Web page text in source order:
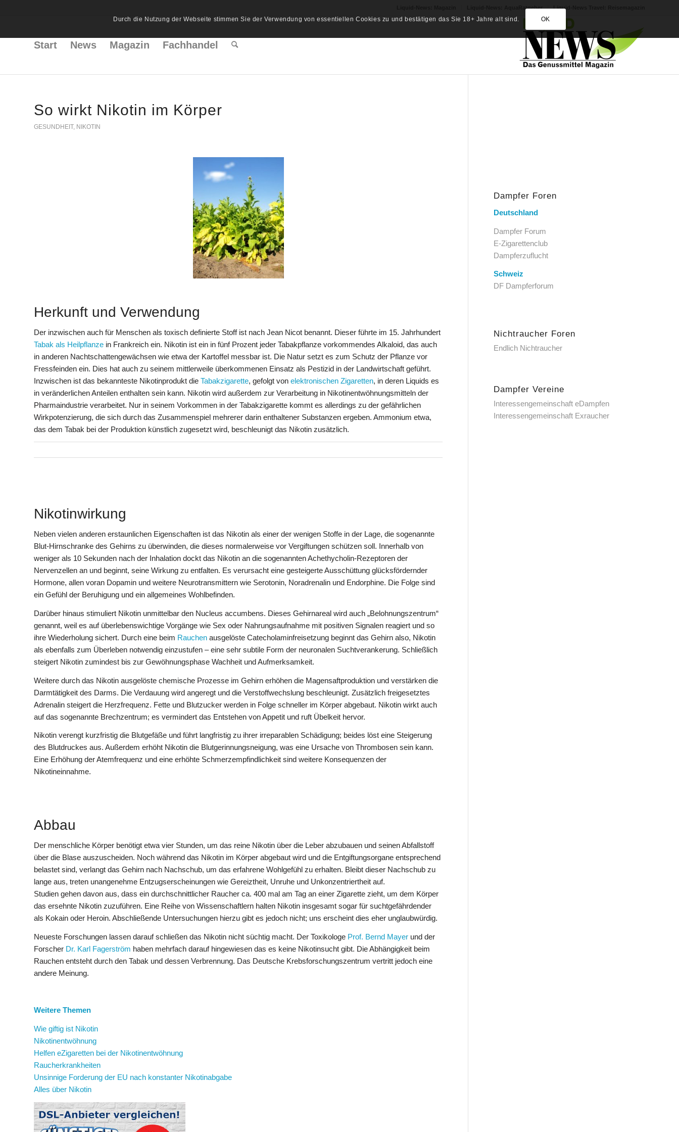
Liquid-News: AquaRatgeber Liquid-News Travel: Reisemagazin
Start News Magazin Fachhandel
So wirkt Nikotin im Körper
GESUNDHEIT, NIKOTIN
Herkunft und Verwendung
Der inzwischen auch für Menschen als toxisch definierte Stoff ist nach Jean Nicot benannt. Dieser führte im 15. Jahrhundert
Tabak als Heilpflanze in Frankreich ein. Nikotin ist ein in fünf Prozent jeder Tabakpflanze vorkommendes Alkaloid, das auch
in anderen Nachtschattengewächsen wie etwa der Kartoffel messbar ist. Die Natur setzt es zum Schutz der Pflanze vor
Fressfeinden ein. Dies hat auch zu seinem mittlerweile überkommenen Einsatz als Pestizid in der Landwirtschaft geführt.
Inzwischen ist das bekannteste Nikotinprodukt die Tabakzigarette, gefolgt von elektronischen Zigaretten, in deren Liquids es
in veränderlichen Anteilen enthalten sein kann. Nikotin wird außerdem zur Verarbeitung in Nikotinentwöhnungsmitteln der
Pharmaindustrie verarbeitet. Nur in seinem Vorkommen in der Tabakzigarette kommt es allerdings zu der gefährlichen
Wirkpotenzierung, die sich durch das Zusammenspiel mehrerer darin enthaltener Substanzen ergeben. Ammonium etwa,
das dem Tabak bei der Produktion künstlich zugesetzt wird, beschleunigt das Nikotin zusätzlich.
Nikotinwirkung
Neben vielen anderen erstaunlichen Eigenschaften ist das Nikotin als einer der wenigen Stoffe in der Lage, die sogenannte
Blut-Hirnschranke des Gehirns zu überwinden, die dieses normalerweise vor Vergiftungen schützen soll. Innerhalb von
weniger als 10 Sekunden nach der Inhalation dockt das Nikotin an die sogenannten Achethycholin-Rezeptoren der
Nervenzellen an und beginnt, seine Wirkung zu entfalten. Es verursacht eine gesteigerte Ausschüttung glücksfördernder
Hormone, allen voran Dopamin und weitere Neurotransmittern wie Serotonin, Noradrenalin und Endorphine. Die Folge sind
ein Gefühl der Beruhigung und ein allgemeines Wohlbefinden.
Darüber hinaus stimuliert Nikotin unmittelbar den Nucleus accumbens. Dieses Gehirnareal wird auch „Belohnungszentrum“
genannt, weil es auf überlebenswichtige Vorgänge wie Sex oder Nahrungsaufnahme mit positiven Signalen reagiert und so
ihre Wiederholung sichert. Durch eine beim Rauchen ausgelöste Catecholaminfreisetzung beginnt das Gehirn also, Nikotin
als ebenfalls zum Überleben notwendig einzustufen – eine sehr subtile Form der neuronalen Suchtverankerung. Schließlich
steigert Nikotin zumindest bis zur Gewöhnungsphase Wachheit und Aufmerksamkeit.
Weitere durch das Nikotin ausgelöste chemische Prozesse im Gehirn erhöhen die Magensaftproduktion und verstärken die
Darmtätigkeit des Darms. Die Verdauung wird angeregt und die Verstoffwechslung beschleunigt. Zusätzlich freigesetztes
Adrenalin steigert die Herzfrequenz. Fette und Blutzucker werden in Folge schneller im Körper abgebaut. Nikotin wirkt auch
auf das sogenannte Brechzentrum; es vermindert das Entstehen von Appetit und ruft Übelkeit hervor.
Nikotin verengt kurzfristig die Blutgefäße und führt langfristig zu ihrer irreparablen Schädigung; beides löst eine Steigerung
des Blutdruckes aus. Außerdem erhöht Nikotin die Blutgerinnungsneigung, was eine Ursache von Thrombosen sein kann.
Eine Erhöhung der Atemfrequenz und eine erhöhte Schmerzempfindlichkeit sind weitere Konsequenzen der
Nikotineinnahme.
Abbau
Der menschliche Körper benötigt etwa vier Stunden, um das reine Nikotin über die Leber abzubauen und seinen Abfallstoff
über die Blase auszuscheiden. Noch während das Nikotin im Körper abgebaut wird und die Entgiftungsorgane entsprechend
belastet sind, verlangt das Gehirn nach Nachschub, um das erfahrene Wohlgefühl zu erhalten. Bleibt dieser Nachschub zu
lange aus, treten unangenehme Entzugserscheinungen wie Gereiztheit, Unruhe und Unkonzentriertheit auf.
Studien gehen davon aus, dass ein durchschnittlicher Raucher ca. 400 mal am Tag an einer Zigarette zieht, um dem Körper
das ersehnte Nikotin zuzuführen. Eine Reihe von Wissenschaftlern halten Nikotin insgesamt sogar für suchtgefährdender
als Kokain oder Heroin. Abschließende Untersuchungen hierzu gibt es jedoch nicht; uns erscheint dies eher unglaubwürdig.
Neueste Forschungen lassen darauf schließen das Nikotin nicht süchtig macht. Der Toxikologe Prof. Bernd Mayer und der
Forscher Dr. Karl Fagerström haben mehrfach darauf hingewiesen das es keine Nikotinsucht gibt. Die Abhängigkeit beim
Rauchen entsteht durch den Tabak und dessen Verbrennung. Das Deutsche Krebsforschungszentrum vertritt jedoch eine
andere Meinung.
Weitere Themen
Wie giftig ist Nikotin
Nikotinentwöhnung
Helfen eZigaretten bei der Nikotinentwöhnung
Raucherkrankheiten
Unsinnige Forderung der EU nach konstanter Nikotinabgabe
Alles über Nikotin
Dampfer Foren
Deutschland
Dampfer Forum
E-Zigarettenclub
Dampferzuflucht
Schweiz
DF Dampferforum
Nichtraucher Foren
Endlich Nichtraucher
Dampfer Vereine
Interessengemeinschaft eDampfen
Interessengemeinschaft Exraucher
Durch die Nutzung der Webseite stimmen Sie der Verwendung von essentiellen Cookies zu und bestätigen das Sie 18+ Jahre alt sind. OK